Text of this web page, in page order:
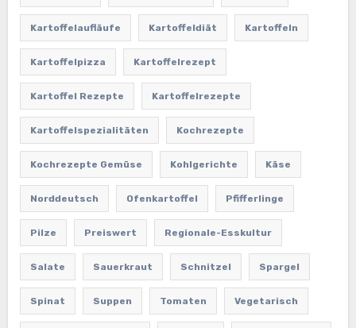
Kartoffelaufläufe Kartoffeldiät Kartoffeln
Kartoffelpizza Kartoffelrezept
Kartoffel Rezepte Kartoffelrezepte
Kartoffelspezialitäten Kochrezepte
Kochrezepte Gemüse Kohlgerichte Käse
Norddeutsch Ofenkartoffel Pfifferlinge
Pilze Preiswert Regionale-Esskultur
Salate Sauerkraut Schnitzel Spargel
Spinat Suppen Tomaten Vegetarisch